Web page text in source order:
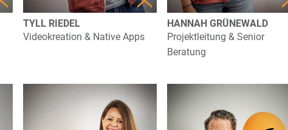
TYLL RIEDEL
Videokreation & Native Apps
HANNAH GRÜNEWALD
Projektleitung & Senior
Beratung